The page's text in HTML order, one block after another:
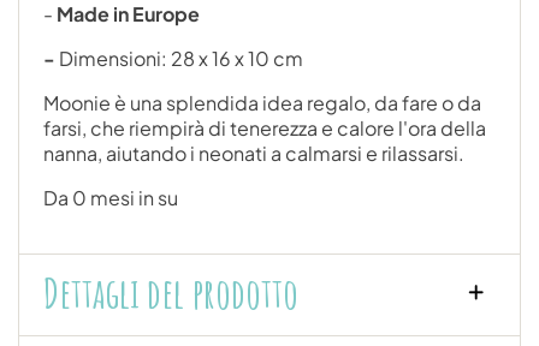
- Made in Europe
- Dimensioni: 28 x 16 x 10 cm
Moonie è una splendida idea regalo, da fare o da
farsi, che riempirà di tenerezza e calore l'ora della
nanna, aiutando i neonati a calmarsi e rilassarsi.
Da 0 mesi in su
Dettagli del prodotto